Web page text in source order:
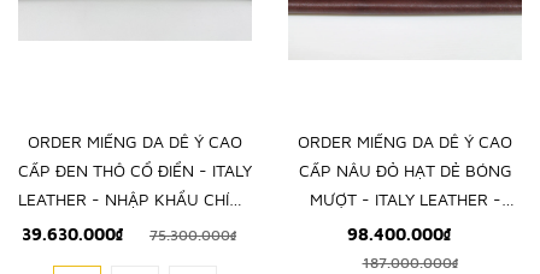
ORDER MIẾNG DA DÊ Ý CAO
CẤP ĐEN THÔ CỔ ĐIỂN - ITALY
LEATHER - NHẬP KHẨU CHÍNH
HÃNG TỪ Ý
39.630.000₫ 75.300.000₫
ORDER MIẾNG DA DÊ Ý CAO
CẤP NÂU ĐỎ HẠT DẺ BÓNG
MƯỢT - ITALY LEATHER -
NHẬP KHẨU CHÍNH HÃNG TỪ
Ý
98.400.000₫
187.000.000₫